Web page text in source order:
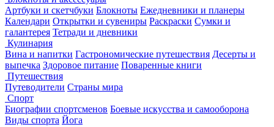
Артбуки и скетчбуки Блокноты Ежедневники и планеры
Календари Открытки и сувениры Раскраски Сумки и
галантерея Тетради и дневники
Кулинария
Вина и напитки Гастрономические путешествия Десерты и
выпечка Здоровое питание Поваренные книги
Путешествия
Путеводители Страны мира
Спорт
Биографии спортсменов Боевые искусства и самооборона
Виды спорта Йога